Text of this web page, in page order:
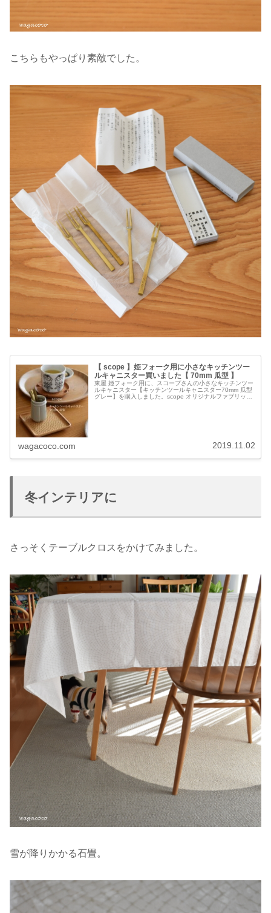
こちらもやっぱり素敵でした。
【 scope 】姫フォーク用に小さなキッチンツー
ルキャニスター買いました【 70mm 瓜型 】
東屋 姫フォーク用に、スコープさんの小さなキッチンツー
ルキャニスター【キッチンツールキャニスター70mm 瓜型
グレー】を購入しました。scope オリジナルファブリック
wagacoco.com 2019.11.02
冬インテリアに
さっそくテーブルクロスをかけてみました。
雪が降りかかる石畳。